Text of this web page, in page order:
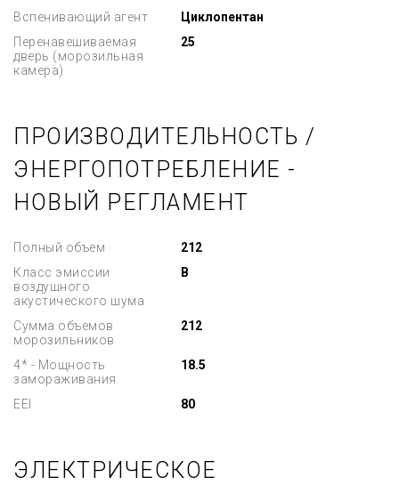
Вспенивающий агент
Циклопентан
Перенавешиваемая
дверь (морозильная
камера)
25
ПРОИЗВОДИТЕЛЬНОСТЬ /
ЭНЕРГОПОТРЕБЛЕНИЕ -
НОВЫЙ РЕГЛАМЕНТ
Полный объем
212
Класс эмиссии
воздушного
акустического шума
B
Сумма объемов
морозильников
212
4* - Мощность
замораживания
18.5
EEI 80
ЭЛЕКТРИЧЕСКОЕ